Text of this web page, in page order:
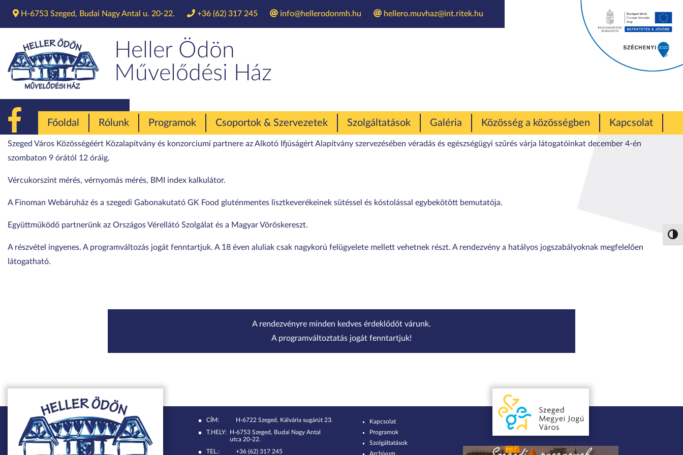
H-6753 Szeged, Budai Nagy Antal u. 20-22. +36 (62) 317 245 info@hellerodonmh.hu hellero.muvhaz@int.ritek.hu
Heller Ödön
Művelődési Ház
Főoldal Rólunk Programok Csoportok & Szervezetek Szolgáltatások Galéria Közösség a közösségben Kapcsolat
Véradás és egészségügyi szűrés a művelődési
Szeged Város Közösségéért Közalapítvány és konzorciumi partnere az Alkotó Ifjúságért Alapítvány szervezésében véradás és egészségügyi szűrés várja látogatóinkat december 4-én
szombaton 9 órától 12 óráig.
Vércukorszint mérés, vérnyomás mérés, BMI index kalkulátor.
A Finoman Webáruház és a szegedi Gabonakutató GK Food gluténmentes lisztkeverékeinek sütéssel és kóstolással egybekötött bemutatója.
Együttműködő partnerünk az Országos Vérellátó Szolgálat és a Magyar Vöröskereszt.
A részvétel ingyenes. A programváltozás jogát fenntartjuk. A 18 éven aluliak csak nagykorú felügyelete mellett vehetnek részt. A rendezvény a hatályos jogszabályoknak megfelelően
látogatható.
A rendezvényre minden kedves érdeklődőt várunk.
A programváltoztatás jogát fenntartjuk!
CÍM:
H-6722 Szeged, Kálvária sugárút 23.
T.HELY: H-6753 Szeged, Budai Nagy Antal
utca 20-22.
TEL.:
+36 (62) 317 245
Kapcsolat
Programok
Szolgáltatások
Archívum